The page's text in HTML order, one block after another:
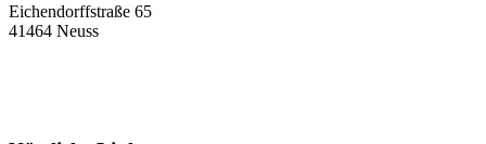
Eichendorffstraße 65
41464 Neuss